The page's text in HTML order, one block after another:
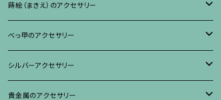
リング
ブレスレット・バングル、その他
ネックレス、ペンダント
ブレスレット、その他
イヤリング・ピアス
ネックレス、ペンダント
リング
ブレスレット、その他
ブローチ
イヤリング・ピアス
ネックレス、ペンダント
リング
蒔絵（まきえ）のアクセサリー
べっ甲に蒔絵のアクセサリー
ブローチ
イヤリング・ピアス
真珠に蒔絵のアクセサリー
ブローチ
水晶に蒔絵のアクセサリー
べっ甲のアクセサリー
ブローチ
イヤリング、ピアス
シルバーアクセサリー
ブローチ
貴金属のアクセサリー